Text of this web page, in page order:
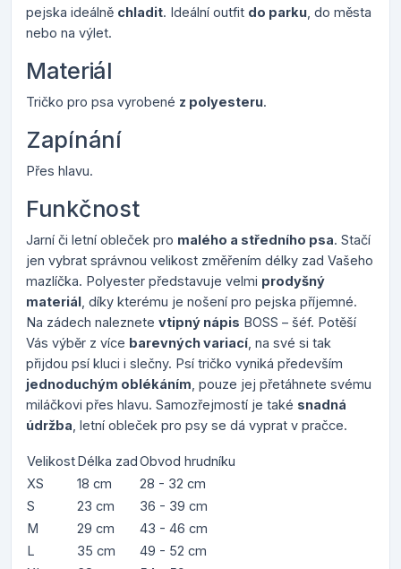
pejska ideálně chladit. Ideální outfit do parku , do města
nebo na výlet.
Materiál
Tričko pro psa vyrobené z polyesteru.
Zapínání
Přes hlavu.
Funkčnost
Jarní či letní obleček pro malého a středního psa. Stačí
jen vybrat správnou velikost změřením délky zad Vašeho
mazlíčka. Polyester představuje velmi prodyšný
materiál , díky kterému je nošení pro pejska příjemné.
Na zádech naleznete vtipný nápis BOSS – šéf. Potěší
Vás výběr z více barevných variací , na své si tak
přijdou psí kluci i slečny. Psí tričko vyniká především
jednoduchým oblékáním , pouze jej přetáhnete svému
miláčkovi přes hlavu. Samozřejmostí je také snadná
údržba , letní obleček pro psy se dá vyprat v pračce.
VelikostDélka zadObvod hrudníku
XS
18 cm
28 - 32 cm
S
23 cm
36 - 39 cm
M
29 cm
43 - 46 cm
L
35 cm
49 - 52 cm